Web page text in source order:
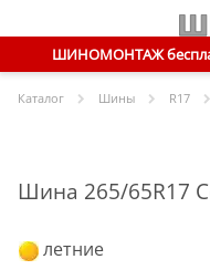
ШИНОМОНТАЖ
Каталог Шины R17
Шина 265/65R17
летние